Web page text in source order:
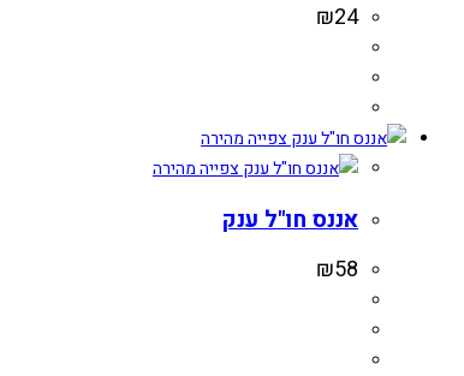
₪24
צפייה מהירה
צפייה מהירה
אננס חו"ל ענק
₪58